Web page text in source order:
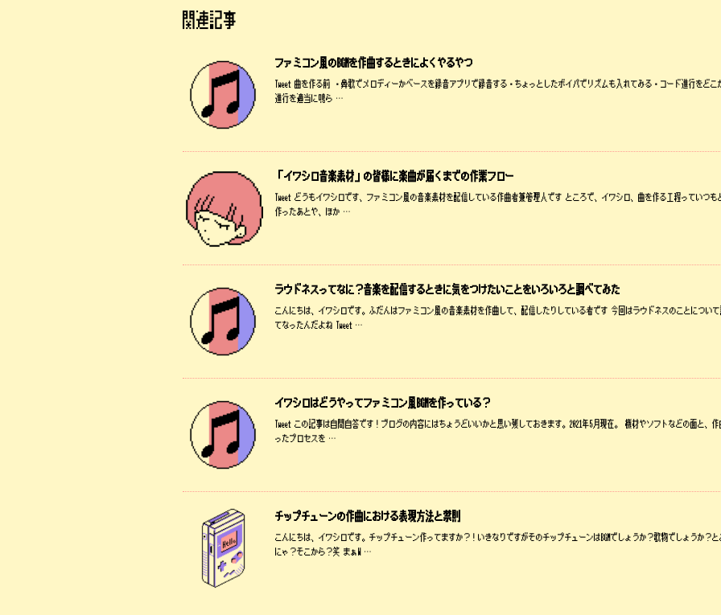
関連記事
ファミコン風のBGMを作曲するときによくやるやつ
Tweet 曲を作る前 ・鼻歌でメロディーかベースを録音アプリで録音する・ちょっとしたボイパでリズムも入れてみる・コード進行をど
進行を適当に鳴ら …
「イワシロ音楽素材」の皆様に楽曲が届くまでの作業フロー
Tweet どうもイワシロです、ファミコン風の音楽素材を配信している作曲者兼管理人です ところで、イワシロ、曲を作る工程っていつ
作ったあとや、ほか …
ラウドネスってなに？音楽を配信するときに気をつけたいことをいろいろと調べてみた
こんにちは、イワシロです。ふだんはファミコン風の音楽素材を作曲して、配信したりしている者です 今回はラウドネスのことについ
てなったんだよね Tweet …
イワシロはどうやってファミコン風BGMを作っている？
Tweet この記事は自問自答です！ブログの内容にはちょうどいいかと思い残しておきます。2021年5月現在。 機材やソフトなどの面と、
ったプロセスを …
チップチューンの作曲における表現方法と禁則
こんにちは、イワシロです。チップチューン作ってますか？！いきなりですがそのチップチューンはBGMでしょうか？歌物でしょうか？
にゃ？そこから？笑 まぁW …